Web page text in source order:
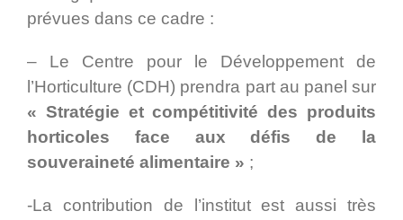
prévues dans ce cadre :
– Le Centre pour le Développement de
l’Horticulture (CDH) prendra part au panel sur
« Stratégie et compétitivité des produits
horticoles face aux défis de la
souveraineté alimentaire » ;
-La contribution de l’institut est aussi très